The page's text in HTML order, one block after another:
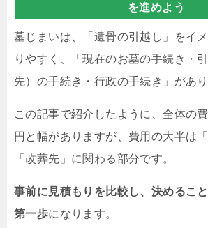
を進めよう
墓じまいは、「遺骨の引越し」をイ
りやすく、「現在のお墓の手続き・
先）の手続き・行政の手続き」があり
この記事で紹介したように、全体の
円と幅がありますが、費用の大半は
「改葬先」に関わる部分です。
事前に見積もりを比較し、決めるこ
第一歩になります。